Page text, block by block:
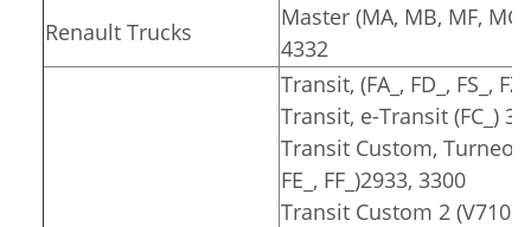
Renault Trucks
Master (MA, MB, MF,
4332
Transit, (FA_, FD_, FS_,
Transit, e-Transit (FC_)
Transit Custom, Turneo
FE_, FF_)2933, 3300
Transit Custom 2 (V710)